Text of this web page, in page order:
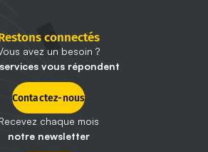
connectés
avez un besoin ?
vous répondent
Contactez-nous
chaque mois
notre newsletter